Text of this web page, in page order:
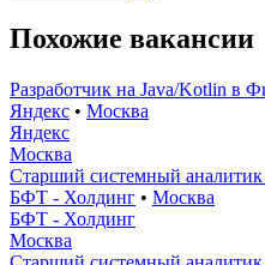
Похожие вакансии
Разработчик на Java/Kotlin в
Яндекс • Москва
Яндекс
Москва
Старший системный
БФТ - Холдинг • Москва
БФТ - Холдинг
Москва